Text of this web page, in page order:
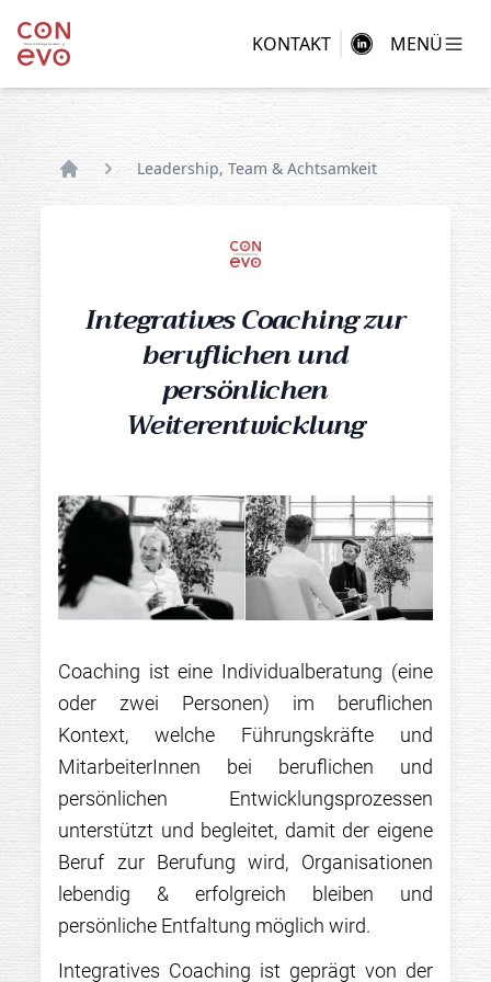
KONTAKT MENÜ
Leadership, Team & Achtsamkeit
Integratives Coaching zur
beruflichen und
persönlichen
Weiterentwicklung
Coaching ist eine Individualberatung (eine
oder zwei Personen) im beruflichen
Kontext, welche Führungskräfte und
MitarbeiterInnen bei beruflichen und
persönlichen Entwicklungsprozessen
unterstützt und begleitet, damit der eigene
Beruf zur Berufung wird, Organisationen
lebendig & erfolgreich bleiben und
persönliche Entfaltung möglich wird.
Integratives Coaching ist geprägt von der